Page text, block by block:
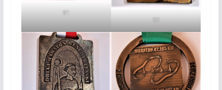
91
92